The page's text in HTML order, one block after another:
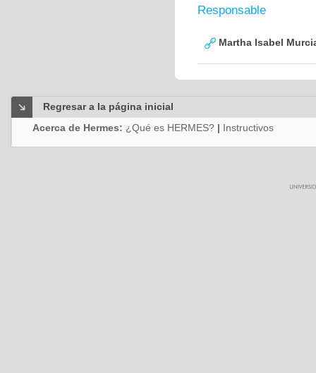
Responsable
Martha Isabel
Regresar a la página inicial
Acerca de Hermes: ¿Qué es HERMES? | Instructivos